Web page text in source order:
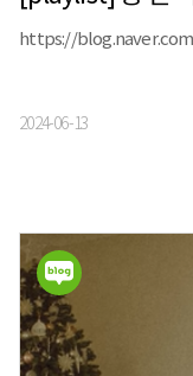
https://
2024-06-13